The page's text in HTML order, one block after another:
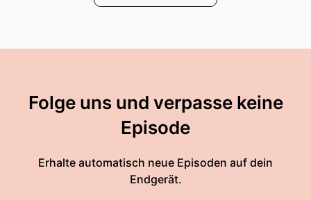
Folge uns und verpasse keine
Episode
Erhalte automatisch neue Episoden auf dein
Endgerät.